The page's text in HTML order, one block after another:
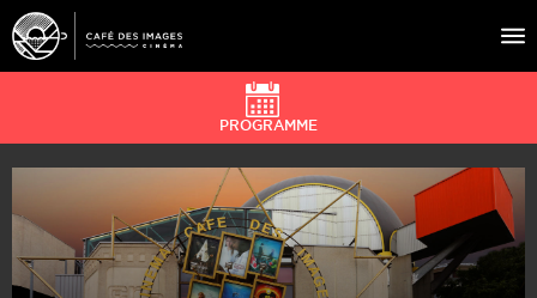
À L’AFFICHE
ÉVÉNEMENTS
CAFÉ DU CINÉ
PRATIQUE
PROGRAMME